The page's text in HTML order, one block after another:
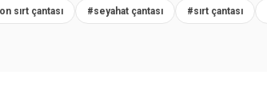
sırt çantası #seyahat çantası #sırt çantası